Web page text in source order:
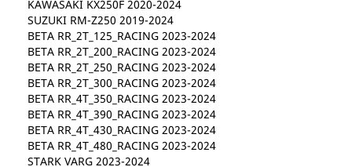
KAWASAKI KX250F 2020-2024
SUZUKI RM-Z250 2019-2024
BETA RR_2T_125_RACING 2023-2024
BETA RR_2T_200_RACING 2023-2024
BETA RR_2T_250_RACING 2023-2024
BETA RR_2T_300_RACING 2023-2024
BETA RR_4T_350_RACING 2023-2024
BETA RR_4T_390_RACING 2023-2024
BETA RR_4T_430_RACING 2023-2024
BETA RR_4T_480_RACING 2023-2024
STARK VARG 2023-2024